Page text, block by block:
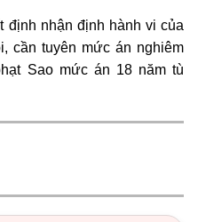
định nhận định hành vi của
cần tuyên mức án nghiêm
Sao mức án 18 năm tù